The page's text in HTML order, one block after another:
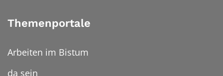
Themenportale
Arbeiten im Bistum
da sein